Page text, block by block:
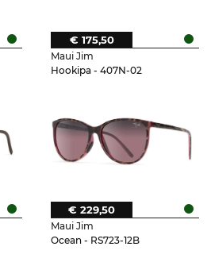
Maui Jim
Hookipa - 407N-02
€ 175,50
Maui Jim
Ocean - RS723-12B
€ 229,50